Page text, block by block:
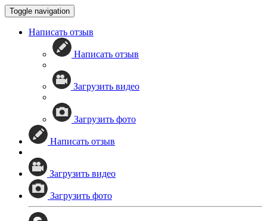
Toggle navigation
Написать отзыв
Написать отзыв
Загрузить видео
Загрузить фото
Написать отзыв
Загрузить видео
Загрузить фото